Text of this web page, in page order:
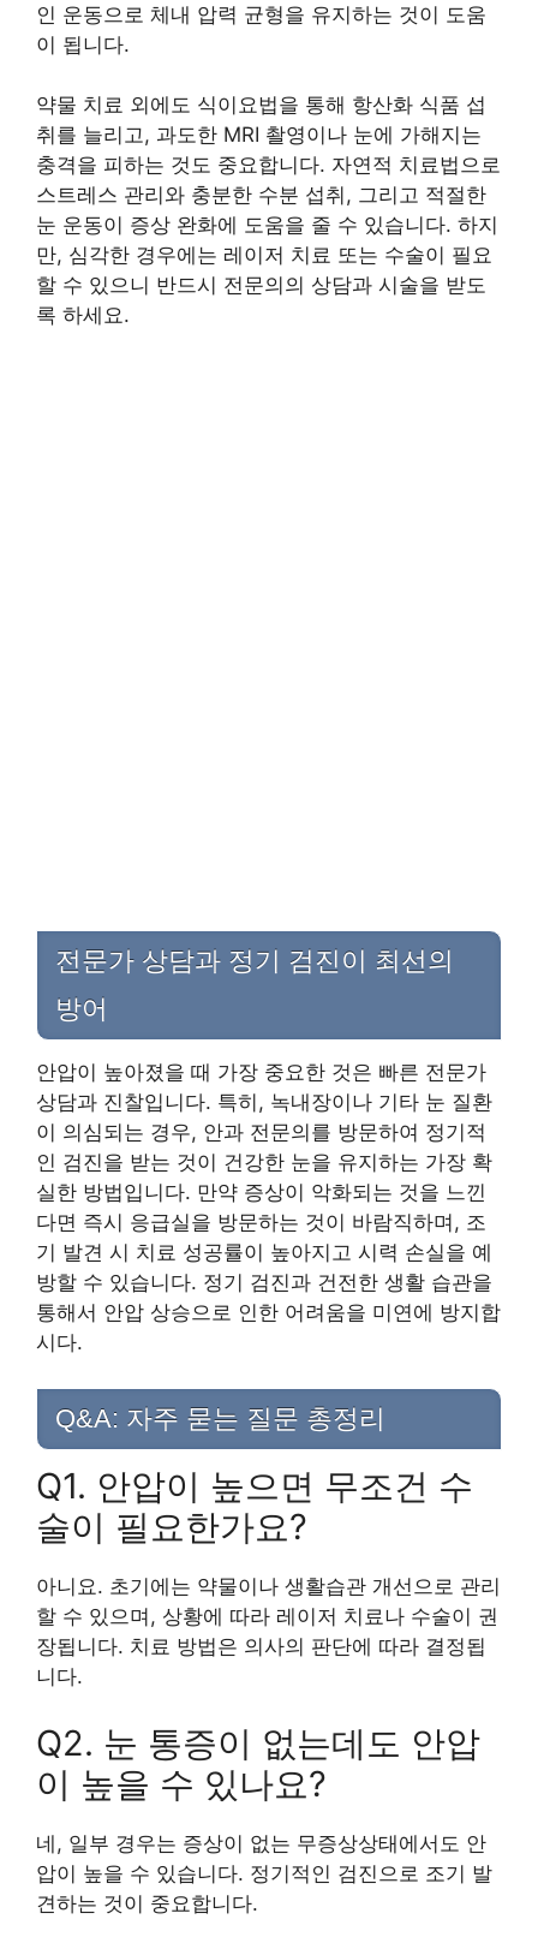
인 운동으로 체내 압력 균형을 유지하는 것이 도움
이 됩니다.
약물 치료 외에도 식이요법을 통해 항산화 식품 섭
취를 늘리고, 과도한 MRI 촬영이나 눈에 가해지는
충격을 피하는 것도 중요합니다. 자연적 치료법으로
스트레스 관리와 충분한 수분 섭취, 그리고 적절한
눈 운동이 증상 완화에 도움을 줄 수 있습니다. 하지
만, 심각한 경우에는 레이저 치료 또는 수술이 필요
할 수 있으니 반드시 전문의의 상담과 시술을 받도
록 하세요.
전문가 상담과 정기 검진이 최선의
방어
안압이 높아졌을 때 가장 중요한 것은 빠른 전문가
상담과 진찰입니다. 특히, 녹내장이나 기타 눈 질환
이 의심되는 경우, 안과 전문의를 방문하여 정기적
인 검진을 받는 것이 건강한 눈을 유지하는 가장 확
실한 방법입니다. 만약 증상이 악화되는 것을 느낀
다면 즉시 응급실을 방문하는 것이 바람직하며, 조
기 발견 시 치료 성공률이 높아지고 시력 손실을 예
방할 수 있습니다. 정기 검진과 건전한 생활 습관을
통해서 안압 상승으로 인한 어려움을 미연에 방지합
시다.
Q&A: 자주 묻는 질문 총정리
Q1. 안압이 높으면 무조건 수
술이 필요한가요?
아니요. 초기에는 약물이나 생활습관 개선으로 관리
할 수 있으며, 상황에 따라 레이저 치료나 수술이 권
장됩니다. 치료 방법은 의사의 판단에 따라 결정됩
니다.
Q2. 눈 통증이 없는데도 안압
이 높을 수 있나요?
네, 일부 경우는 증상이 없는 무증상상태에서도 안
압이 높을 수 있습니다. 정기적인 검진으로 조기 발
견하는 것이 중요합니다.